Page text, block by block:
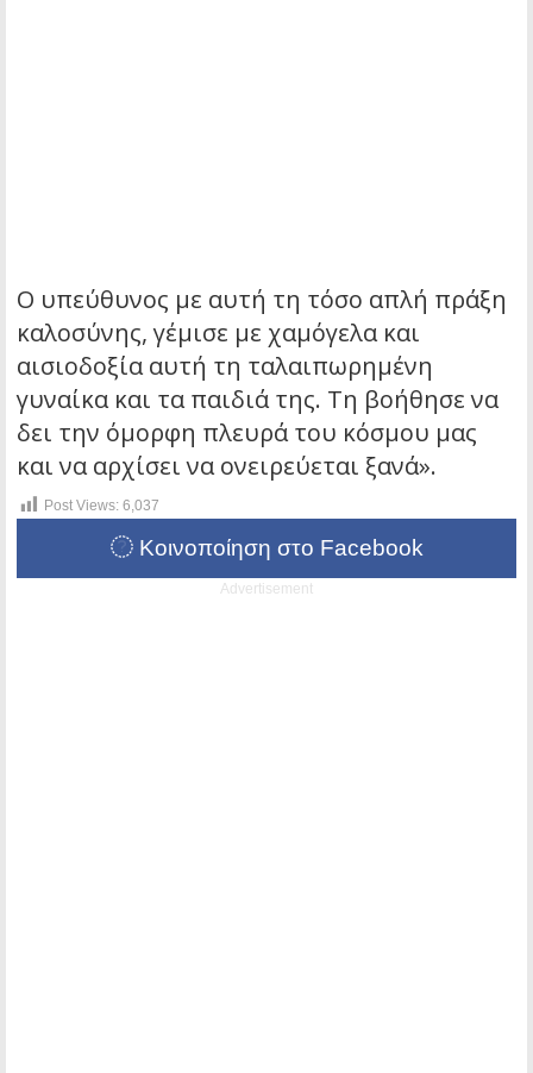
Ο υπεύθυνος με αυτή τη τόσο απλή πράξη
καλοσύνης, γέμισε με χαμόγελα και
αισιοδοξία αυτή τη ταλαιπωρημένη
γυναίκα και τα παιδιά της. Τη βοήθησε να
δει την όμορφη πλευρά του κόσμου μας
και να αρχίσει να ονειρεύεται ξανά».
Post Views: 6,037
Κοινοποίηση στο Facebook
Advertisement